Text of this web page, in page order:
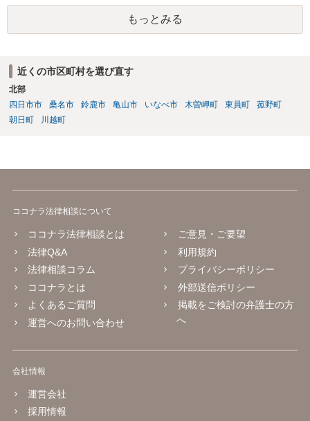
手に第三者に又貸ししたとして、使用貸借契約の解除を検討すること
も考えられます。 ただ、同じ家にお住まいということですので、 場合
によっては、安全面を考慮して、警察へ事前に相談（あまり親身に対
もっとみる
近くの市区町村を選び直す
北部
四日市市
桑名市 鈴鹿市 亀山市 いなべ市 木曽岬町 東員町
菰野町
朝日町
川越町
ココナラ法律相談について
ココナラ法律相談とは
法律Q&A
法律相談コラム
ココナラとは
よくあるご質問
運営へのお問い合わせ
ご意見・ご要望
利用規約
プライバシーポリシー
外部送信ポリシー
掲載をご検討の弁護士の方
へ
会社情報
運営会社
採用情報